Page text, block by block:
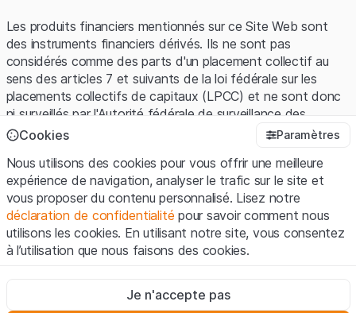
Les produits financiers mentionnés sur ce Site Web sont
des instruments financiers dérivés. Ils ne sont pas
considérés comme des parts d'un placement collectif au
sens des articles 7 et suivants de la loi fédérale sur les
placements collectifs de capitaux (LPCC) et ne sont donc
ni surveillés par l'Autorité fédérale de surveillance des
marchés financiers (FINMA) ni enregistrés auprès de la
protection spécifique des investisseurs prévue par la LPCC.
Conditions d'utilisation et informations juridiques
En utilisant le Site Web de Leonteq Securities AG (ci-après
"Site Web"), vous confirmez que vous avez compris et que
vous acceptez les informations juridiques, les notes
vous n'acceptez pas les Conditions d'utilisation, veuillez-
vous abstenir d'utiliser ce Site Web.
Cookies Paramètres
Nous utilisons des cookies pour vous offrir une meilleure
expérience de navigation, analyser le trafic sur le site et
vous proposer du contenu personnalisé. Lisez notre
déclaration de confidentialité pour savoir comment nous
utilisons les cookies. En utilisant notre site, vous consentez
à l’utilisation que nous faisons des cookies.
Ces cookies sont nécessaires au bon fonctionnement du site
Je n'accepte pas